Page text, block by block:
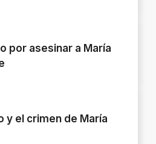
por asesinar a María
y el crimen de María